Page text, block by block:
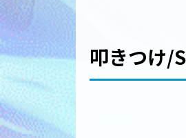
叩きつけ/